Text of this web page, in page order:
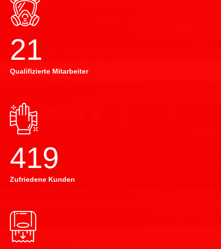
22
Qualifizierte Mitarbeiter
420
Zufriedene Kunden